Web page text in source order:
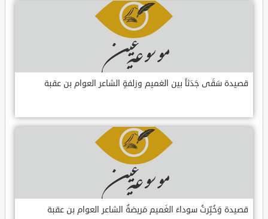
قصيدة سَقَى جَدَثاً بين الغميم وزلفةٍ الشاعر العوام بن عقبة
قصيدة وَخُبِّرتُ سوداءَ الغَميم مَريضةٌ الشاعر العوام بن عقبة